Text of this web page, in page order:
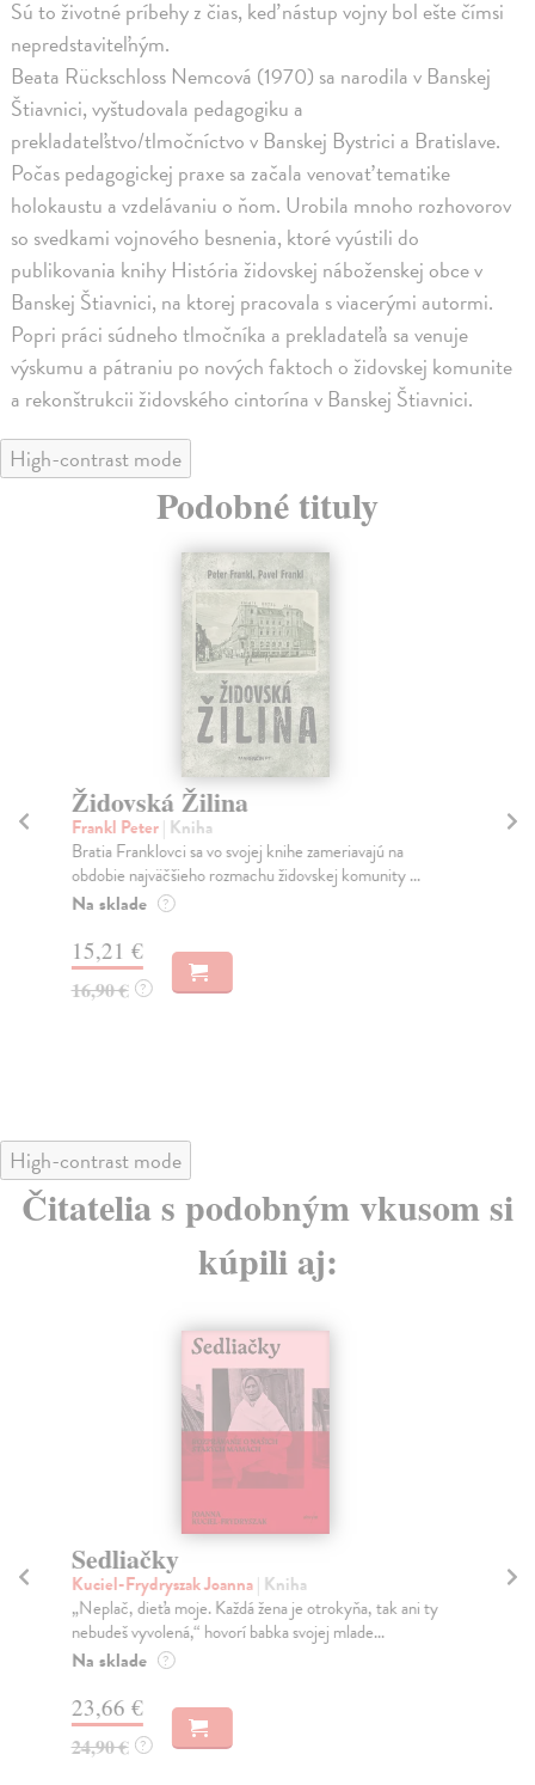
Sú to životné príbehy z čias, keď nástup vojny bol ešte čímsi
nepredstaviteľným.
Beata Rückschloss Nemcová (1970) sa narodila v Banskej
Štiavnici, vyštudovala pedagogiku a
prekladateľstvo/tlmočníctvo v Banskej Bystrici a Bratislave.
Počas pedagogickej praxe sa začala venovať tematike
holokaustu a vzdelávaniu o ňom. Urobila mnoho rozhovorov
so svedkami vojnového besnenia, ktoré vyústili do
publikovania knihy História židovskej náboženskej obce v
Banskej Štiavnici, na ktorej pracovala s viacerými autormi.
Popri práci súdneho tlmočníka a prekladateľa sa venuje
výskumu a pátraniu po nových faktoch o židovskej komunite
a rekonštrukcii židovského cintorína v Banskej Štiavnici.
High-contrast mode
Podobné tituly
Židovská Žilina
Frankl Peter| Kniha
Bratia Franklovci sa vo svojej knihe zameriavajú na
obdobie najväčšieho rozmachu židovskej komunity ...
Na sklade ?
15,21 €
16,90 € ?
High-contrast mode
Čitatelia s podobným vkusom si
kúpili aj:
Sedliačky
Kuciel-Frydryszak Joanna| Kniha
„Neplač, dieťa moje. Každá žena je otrokyňa, tak ani ty
nebudeš vyvolená,“ hovorí babka svojej mlade...
Na sklade ?
23,66 €
24,90 € ?